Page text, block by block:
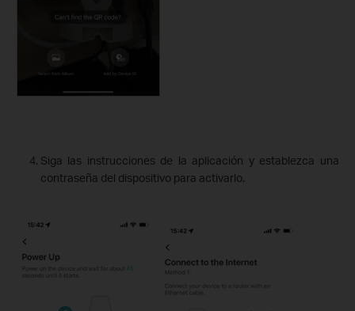
Siga las instrucciones de la aplicación y establezca una
contraseña del dispositivo para activarlo.